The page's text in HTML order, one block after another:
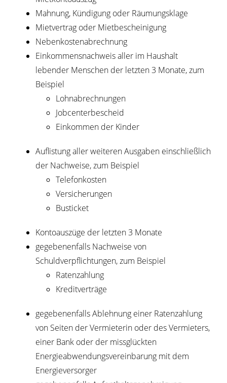
Mahnung, Kündigung oder Räumungsklage
Mietvertrag oder Mietbescheinigung
Nebenkostenabrechnung
Einkommensnachweis aller im Haushalt
lebender Menschen der letzten 3 Monate, zum
Beispiel
Lohnabrechnungen
Jobcenterbescheid
Einkommen der Kinder
Auflistung aller weiteren Ausgaben einschließlich
der Nachweise, zum Beispiel
Telefonkosten
Versicherungen
Busticket
Kontoauszüge der letzten 3 Monate
gegebenenfalls Nachweise von
Schuldverpflichtungen, zum Beispiel
Ratenzahlung
Kreditverträge
gegebenenfalls Ablehnung einer Ratenzahlung
von Seiten der Vermieterin oder des Vermieters,
einer Bank oder der missglückten
Energieabwendungsvereinbarung mit dem
Energieversorger